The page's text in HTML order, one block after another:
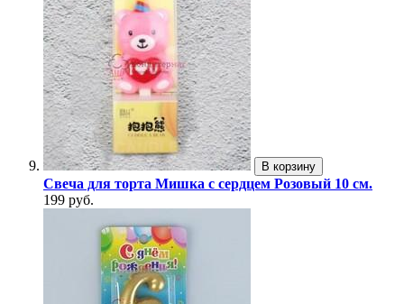
В корзину
Свеча для торта Мишка с сердцем Розовый 10 см.
199 руб.